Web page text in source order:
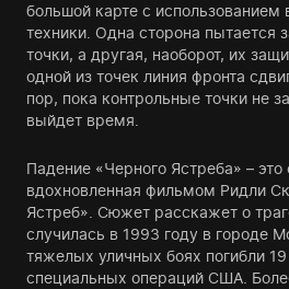
большой карте с использованием
техники. Одна сторона пытается
точки, а другая, наоборот, их
одной из точек линия фронта
пор, пока контрольные точки не
выйдет время.
Падение «Черного Ястреба» –
вдохновленная фильмом Ридли
Ястреб». Сюжет расскажет о
случилась в 1993 году в городе
тяжелых уличных боях погибли
специальных операций США.